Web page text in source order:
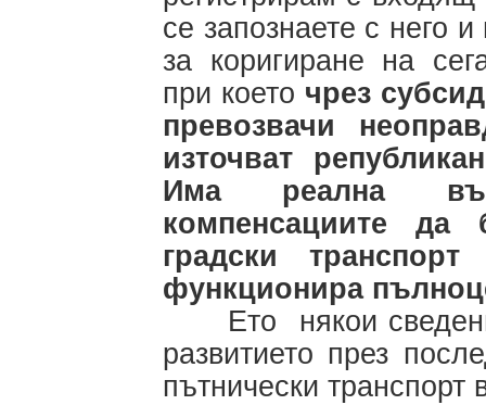
се запознаете с него
за коригиране на
при което чрез
превозвачи
източват
Има реална
компенсациите да
градски
функционира
Ето някои
развитието през
пътнически транспорт